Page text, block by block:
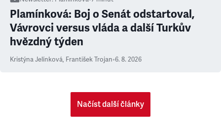
Plamínková: Boj o Senát odstartoval,
Vávrovci versus vláda a další Turkův
hvězdný týden
Kristýna Jelínková, František Trojan•6. 8. 2026
Načíst další články